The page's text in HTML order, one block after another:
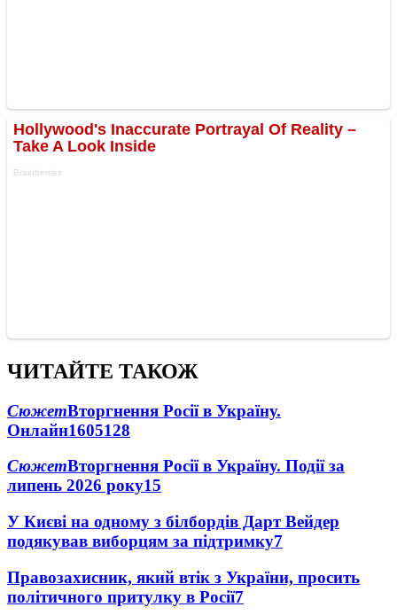
ЧИТАЙТЕ ТАКОЖ
СюжетВторгнення Росії в Україну.
Онлайн1605128
СюжетВторгнення Росії в Україну. Події за
липень 2026 року15
У Києві на одному з білбордів Дарт Вейдер
подякував виборцям за підтримку7
Правозахисник, який втік з України, просить
політичного притулку в Росії7